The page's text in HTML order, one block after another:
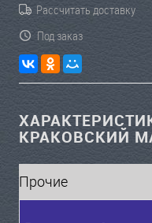
Рассчитать доставку
Под заказ
КРАКОВСКИЙ
Прочие